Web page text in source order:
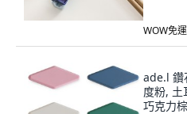
WOW免運
ade.l 鑽
度粉, 土
巧克力